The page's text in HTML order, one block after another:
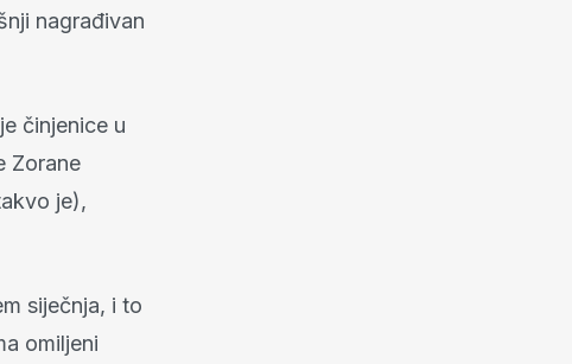
nagrađivan
činjenice u
Zorane
je),
siječnja, i to
omiljeni